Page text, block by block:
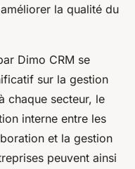
la qualité du
Dimo CRM se
sur la gestion
chaque secteur, le
interne entre les
et la gestion
peuvent ainsi